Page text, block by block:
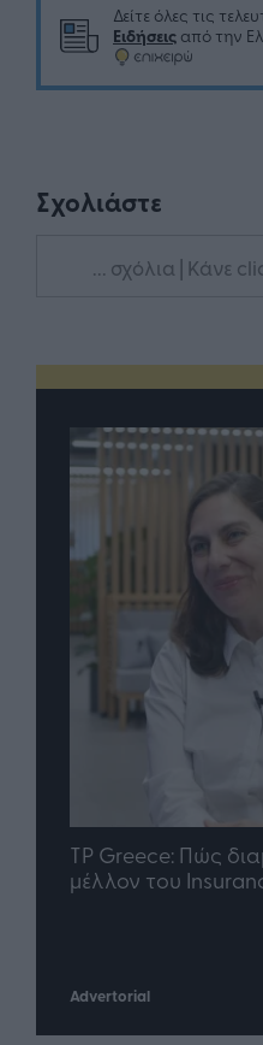
Δείτε όλες τις
Ειδήσεις από την
Σχολιάστε
... σχόλια | Κάνε
TP Greece: Πώς
μέλλον του
Advertorial